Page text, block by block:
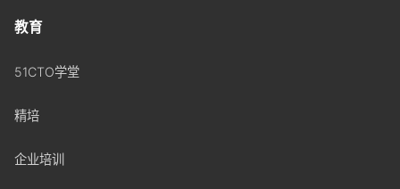
教育
51CTO学堂
精培
企业培训